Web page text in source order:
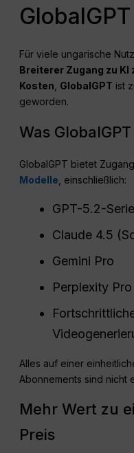
GlobalGPT
Für viele ungarische
Breiterer Zugang zu
Kosten GlobalGPT ist
geworden.
Was
GlobalGPT bietet
Modelle , einschließlich:
GPT-5.2-Serie
Claude 4.5
Gemini Pro
Perplexity Pro
Alles auf einer
Abonnements sind nicht
Mehr Wert zu
Preis